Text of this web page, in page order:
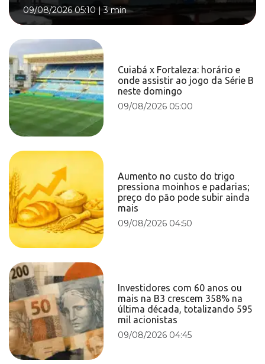
09/08/2026 05:10 |3 min
Cuiabá x Fortaleza: horário e
onde assistir ao jogo da Série B
neste domingo
09/08/2026 05:00
Aumento no custo do trigo
pressiona moinhos e padarias;
preço do pão pode subir ainda
mais
09/08/2026 04:50
Investidores com 60 anos ou
mais na B3 crescem 358% na
última década, totalizando 595
mil acionistas
09/08/2026 04:45